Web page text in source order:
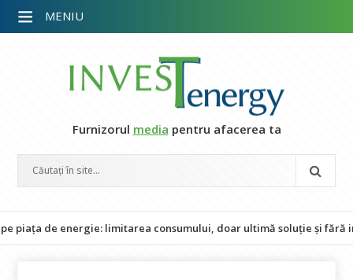
Furnizorul media pentru afacerea ta
energie: limitarea consumului, doar ultimă soluție și fără impact
MENIU